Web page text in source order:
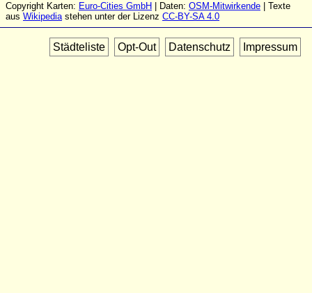
Copyright Karten: Euro-Cities GmbH | Daten: OSM-Mitwirkende | Texte
aus Wikipediastehen unter der Lizenz CC-BY-SA 4.0
Städteliste Opt-Out Datenschutz Impressum